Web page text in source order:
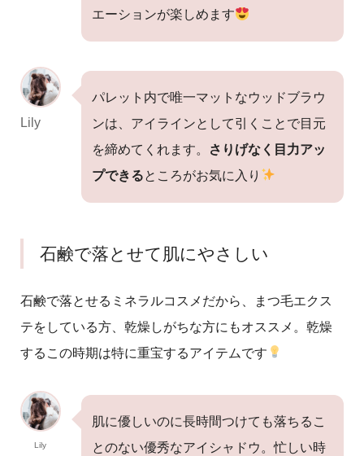
エーションが楽しめます
Lily
パレット内で唯一マットなウッドブラウ
ンは、アイラインとして引くことで目元
を締めてくれます。
さりげなく目力アッ
プできるところがお気に入り
石鹸で落とせて肌にやさしい
石鹸で落とせるミネラルコスメだから、まつ毛エクス
テをしている方、乾燥しがちな方にもオススメ。乾燥
するこの時期は特に重宝するアイテムです
Lily
肌に優しいのに長時間つけても落ちるこ
とのない優秀なアイシャドウ。忙しい時